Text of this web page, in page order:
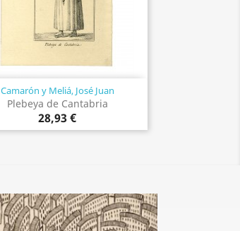
Camarón y Meliá, José Juan
Plebeya de Cantabria
28,93 €
Vista rápida